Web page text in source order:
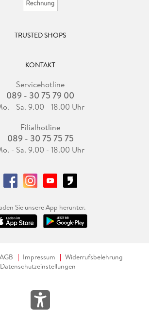
TRUSTED SHOPS
KONTAKT
Servicehotline
089 - 30 75 79 00
- Sa. 9.00 - 18.00 Uhr
Filialhotline
089 - 30 75 75 75
- Sa. 9.00 - 18.00 Uhr
Sie unsere App herunter.
AGB Impressum
Widerrufsbelehrung
Datenschutzeinstellungen